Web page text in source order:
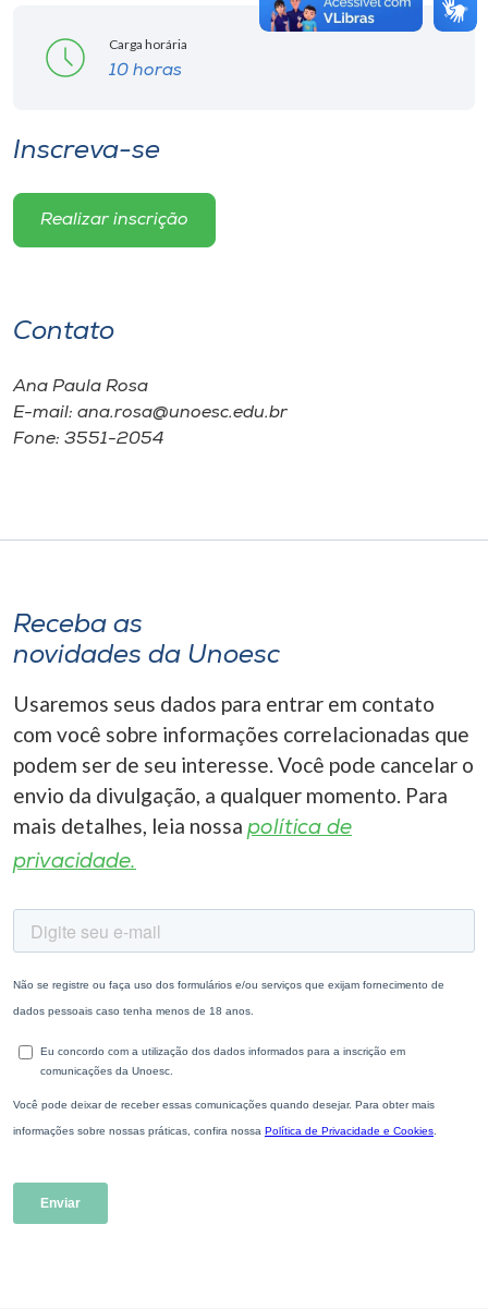
Carga horária
10 horas
Inscreva-se
Realizar inscrição
Contato
Ana Paula Rosa
E-mail: ana.rosa@unoesc.edu.br
Fone: 3551-2054
Receba as
novidades da Unoesc
Usaremos seus dados para entrar em contato
com você sobre informações correlacionadas que
podem ser de seu interesse. Você pode cancelar o
envio da divulgação, a qualquer momento. Para
mais detalhes, leia nossa política de
privacidade.